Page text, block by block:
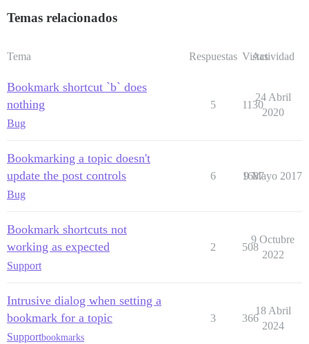
Temas relacionados
Tema Respuestas Vistas
Actividad
Bookmark shortcut `b` does
nothing
Bug
5 1130
24 Abril
2020
Bookmarking a topic doesn't
update the post controls
Bug
6 1687
9 Mayo 2017
Bookmark shortcuts not
working as expected
Support
2 508
9 Octubre
2022
Intrusive dialog when setting a
bookmark for a topic
Supportbookmarks
3 366
18 Abril
2024